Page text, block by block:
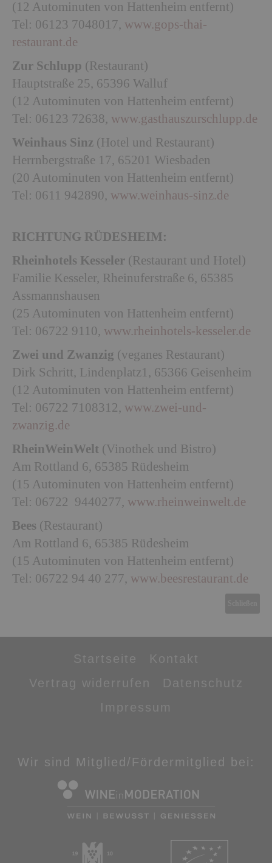
(12 Autominuten von Hattenheim entfernt)
Tel: 06123 7048017, www.gops-thai-
restaurant.de
Zur Schlupp (Restaurant)
Hauptstraße 25, 65396 Walluf
(12 Autominuten von Hattenheim entfernt)
Tel: 06123 72638, www.gasthauszurschlupp.de
Weinhaus Sinz (Hotel und Restaurant)
Herrnbergstraße 17, 65201 Wiesbaden
(20 Autominuten von Hattenheim entfernt)
Tel: 0611 942890, www.weinhaus-sinz.de
RICHTUNG RÜDESHEIM:
Rheinhotels Kesseler (Restaurant und Hotel)
Familie Kesseler, Rheinuferstraße 6, 65385
Assmannshausen
(25 Autominuten von Hattenheim entfernt)
Tel: 06722 9110, www.rheinhotels-kesseler.de
Zwei und Zwanzig (veganes Restaurant)
Dirk Schritt, Lindenplatz1, 65366 Geisenheim
(12 Autominuten von Hattenheim entfernt)
Tel: 06722 7108312, www.zwei-und-
zwanzig.de
RheinWeinWelt (Vinothek und Bistro)
Am Rottland 6, 65385 Rüdesheim
(15 Autominuten von Hattenheim entfernt)
Tel: 06722 9440277, www.rheinweinwelt.de
Bees (Restaurant)
Am Rottland 6, 65385 Rüdesheim
(15 Autominuten von Hattenheim entfernt)
Tel: 06722 94 40 277, www.beesrestaurant.de
Startseite
Kontakt
Vertrag widerrufen
Datenschutz
Impressum
Wir sind Mitglied/Fördermitglied bei: